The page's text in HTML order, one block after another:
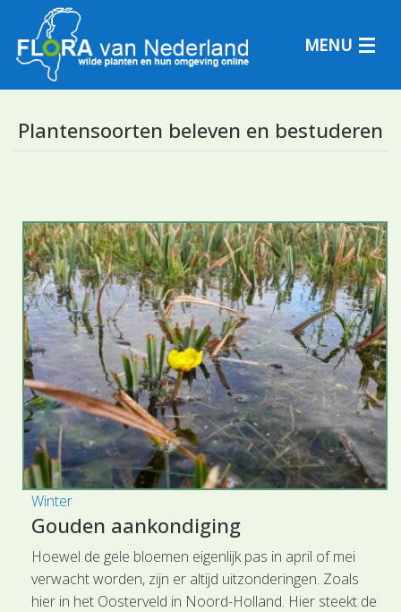
MENU
Determineren
Plantensoorten beleven en bestuderen
Winter
Gouden aankondiging
Hoewel de gele bloemen eigenlijk pas in april of mei
verwacht worden, zijn er altijd uitzonderingen. Zoals
hier in het Oosterveld in Noord-Holland. Hier steekt de